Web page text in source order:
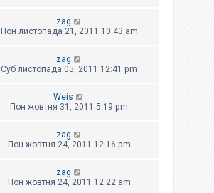
zag
Пон листопада 21, 2011 10:43 am
zag
Суб листопада 05, 2011 12:41 pm
Weis
Пон жовтня 31, 2011 5:19 pm
zag
Пон жовтня 24, 2011 12:16 pm
zag
Пон жовтня 24, 2011 12:22 am